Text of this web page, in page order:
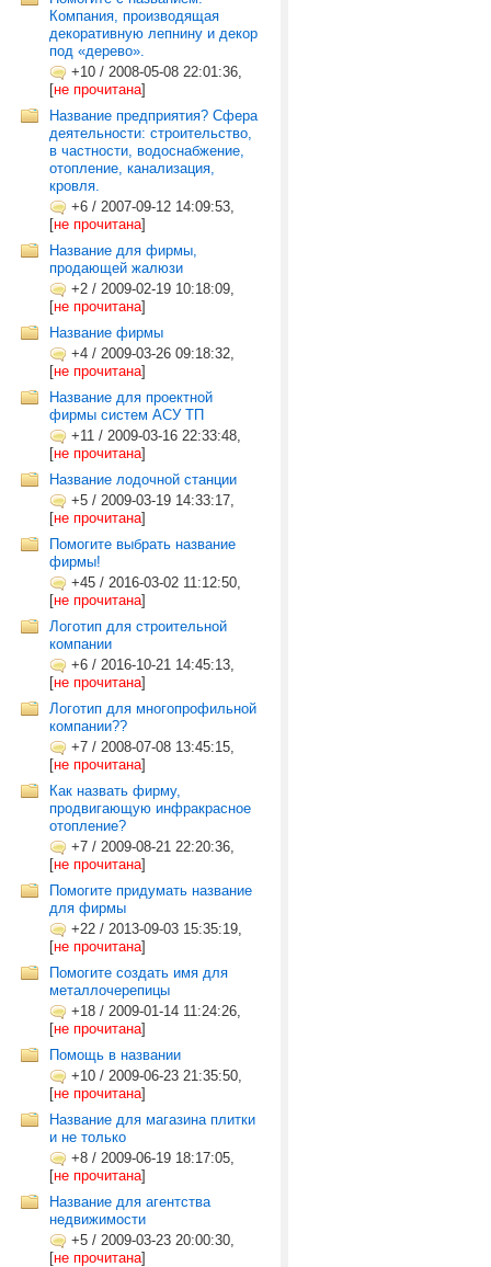
Компания, производящая
декоративную лепнину и декор
под «дерево».
+10 / 2008-05-08 22:01:36,
[не прочитана]
Название предприятия? Сфера
деятельности: строительство,
в частности, водоснабжение,
отопление, канализация,
кровля.
+6 / 2007-09-12 14:09:53,
[не прочитана]
Название для фирмы,
продающей жалюзи
+2 / 2009-02-19 10:18:09,
[не прочитана]
Название фирмы
+4 / 2009-03-26 09:18:32,
[не прочитана]
Название для проектной
фирмы систем АСУ ТП
+11 / 2009-03-16 22:33:48,
[не прочитана]
Название лодочной станции
+5 / 2009-03-19 14:33:17,
[не прочитана]
Помогите выбрать название
фирмы!
+45 / 2016-03-02 11:12:50,
[не прочитана]
Логотип для строительной
компании
+6 / 2016-10-21 14:45:13,
[не прочитана]
Логотип для многопрофильной
компании??
+7 / 2008-07-08 13:45:15,
[не прочитана]
Как назвать фирму,
продвигающую инфракрасное
отопление?
+7 / 2009-08-21 22:20:36,
[не прочитана]
Помогите придумать название
для фирмы
+22 / 2013-09-03 15:35:19,
[не прочитана]
Помогите создать имя для
металлочерепицы
+18 / 2009-01-14 11:24:26,
[не прочитана]
Помощь в названии
+10 / 2009-06-23 21:35:50,
[не прочитана]
Название для магазина плитки
и не только
+8 / 2009-06-19 18:17:05,
[не прочитана]
Название для агентства
недвижимости
+5 / 2009-03-23 20:00:30,
[не прочитана]